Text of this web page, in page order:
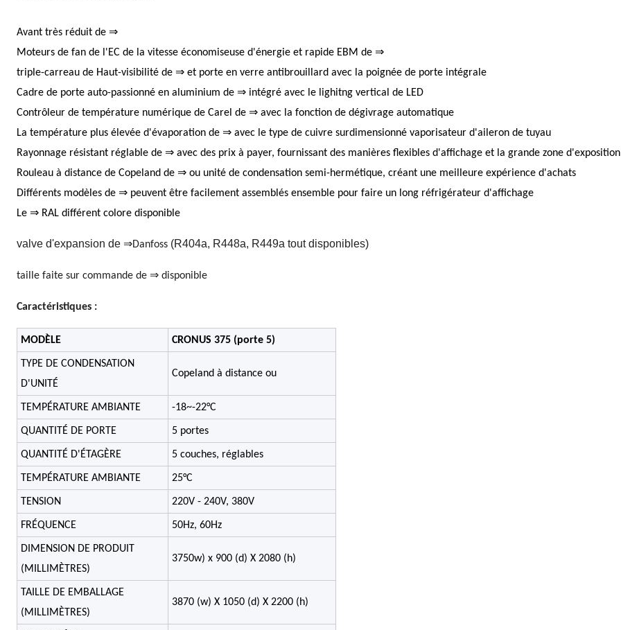
Avant très réduit de ⇒
Moteurs de fan de l'EC de la vitesse économiseuse d'énergie et rapide EBM de ⇒
triple-carreau de Haut-visibilité de ⇒ et porte en verre antibrouillard avec la poignée de porte intégrale
Cadre de porte auto-passionné en aluminium de ⇒ intégré avec le lighitng vertical de LED
Contrôleur de température numérique de Carel de ⇒ avec la fonction de dégivrage automatique
La température plus élevée d'évaporation de ⇒ avec le type de cuivre surdimensionné vaporisateur d'aileron de tuyau
Rayonnage résistant réglable de ⇒ avec des prix à payer, fournissant des manières flexibles d'affichage et la grande zone d'exposition
Rouleau à distance de Copeland de ⇒ ou unité de condensation semi-hermétique, créant une meilleure expérience d'achats
Différents modèles de ⇒ peuvent être facilement assemblés ensemble pour faire un long réfrigérateur d'affichage
Le ⇒ RAL différent colore disponible
valve d'expansion de ⇒Danfoss (R404a, R448a, R449a tout disponibles)
taille faite sur commande de ⇒ disponible
Caractéristiques :
MODÈLE CRONUS 375 (porte 5)
TYPE DE CONDENSATION
D'UNITÉ
Copeland à distance ou
TEMPÉRATURE AMBIANTE -18~-22°C
QUANTITÉ DE PORTE 5 portes
QUANTITÉ D'ÉTAGÈRE 5 couches, réglables
TEMPÉRATURE AMBIANTE 25°C
TENSION 220V - 240V, 380V
FRÉQUENCE 50Hz, 60Hz
DIMENSION DE PRODUIT
(MILLIMÈTRES)
3750w) x 900 (d) X 2080 (h)
TAILLE DE EMBALLAGE
(MILLIMÈTRES)
3870 (w) X 1050 (d) X 2200 (h)